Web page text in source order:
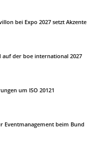
bei Expo 2027 setzt Akzente
auf der boe international 2027
um ISO 20121
Eventmanagement beim Bund